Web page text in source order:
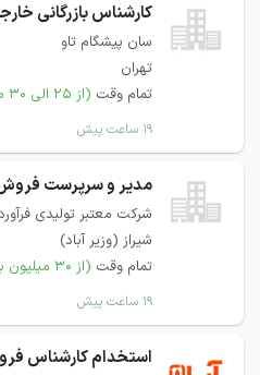
کارشناس بازرگانی
سان پیشگام تاو
تهران
تمام وقت (از ۲۵ الی ۳۰ میلیون)
۱۹ ساعت پیش
مدیر و سرپرست
شرکت معتبر تولیدی
شیراز (وزیر آباد)
تمام وقت (از ۳۰ میلیون به بالا)
۱۹ ساعت پیش
استخدام کارشناس